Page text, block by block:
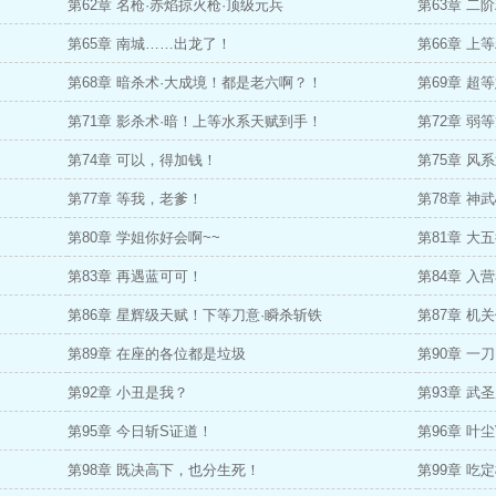
第62章 名枪·赤焰掠火枪·顶级元兵 第63章 二
第65章 南城……出龙了！ 第66章 上
第68章 暗杀术·大成境！都是老六啊？！ 第69章 超
第71章 影杀术·暗！上等水系天赋到手！ 第72章 弱
第74章 可以，得加钱！ 第75章 风
第77章 等我，老爹！ 第78章 神
第80章 学姐你好会啊~~ 第81章 大
第83章 再遇蓝可可！ 第84章 入
第86章 星辉级天赋！下等刀意·瞬杀斩铁 第87章 机
第89章 在座的各位都是垃圾 第90章 一
第92章 小丑是我？ 第93章 武
第95章 今日斩S证道！ 第96章 叶
第98章 既决高下，也分生死！ 第99章 吃